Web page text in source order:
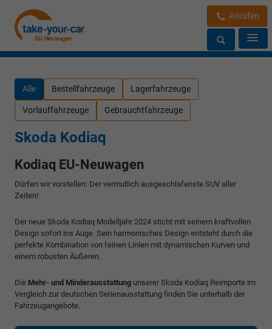
Anrufen
Alle Bestellfahrzeuge Lagerfahrzeuge
Vorlauffahrzeuge Gebrauchtfahrzeuge
Skoda Kodiaq
Kodiaq EU-Neuwagen
Dürfen wir vorstellen: Der vermutlich ausgeschlafenste SUV aller
Zeiten!
Der neue Skoda Kodiaq Modelljahr 2024 sticht mit seinem kraftvollen
Design sofort ins Auge. Sein harmonisches Design entsteht durch die
perfekte Kombination von feinen Linien mit dynamischen Kurven und
einem robusten Äußeren.
Die Mehr- und Minderausstattung unserer Skoda Kodiaq Reimporte im
Vergleich zur deutschen Serienausstattung finden Sie unterhalb der
Fahrzeugangebote.